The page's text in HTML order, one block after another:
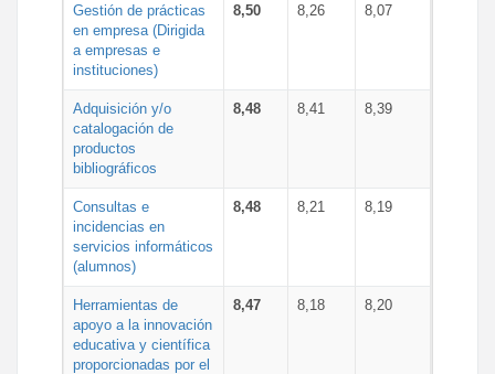
Gestión de prácticas
en empresa (Dirigida
a empresas e
instituciones)
8,50 8,26 8,07
Adquisición y/o
catalogación de
productos
bibliográficos
8,48 8,41 8,39
Consultas e
incidencias en
servicios informáticos
(alumnos)
8,48 8,21 8,19
Herramientas de
apoyo a la innovación
educativa y científica
proporcionadas por el
8,47 8,18 8,20